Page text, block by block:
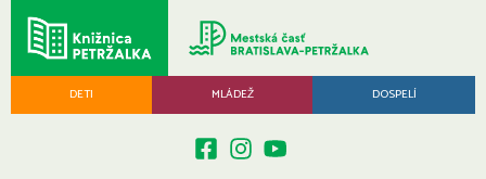
DETI MLÁDEŽ DOSPELÍ